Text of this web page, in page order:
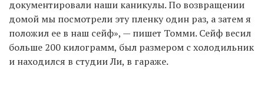
документировали наши каникулы. По возвращении
домой мы посмотрели эту пленку один раз, а затем я
положил ее в наш сейф», — пишет Томми. Сейф весил
больше 200 килограмм, был размером с холодильник
и находился в студии Ли, в гараже.